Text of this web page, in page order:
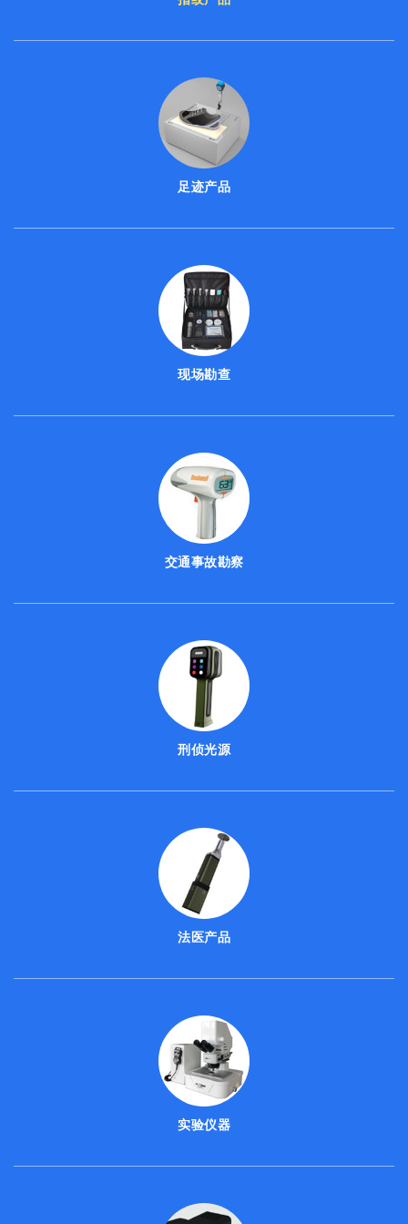
足迹产品
现场勘查
交通事故勘察
刑侦光源
法医产品
实验仪器